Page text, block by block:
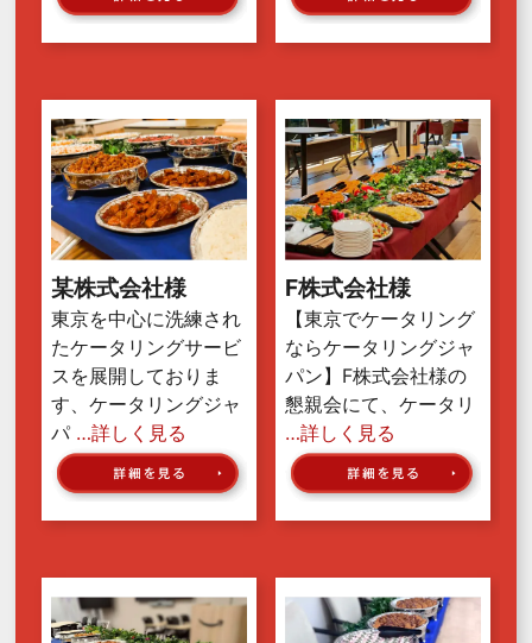
某株式会社様
東京を中心に洗練され
たケータリングサービ
スを展開しておりま
す、ケータリングジャ
パ …詳しく見る
F株式会社様
【東京でケータリング
ならケータリングジャ
パン】F株式会社様の
懇親会にて、ケータリ
…詳しく見る